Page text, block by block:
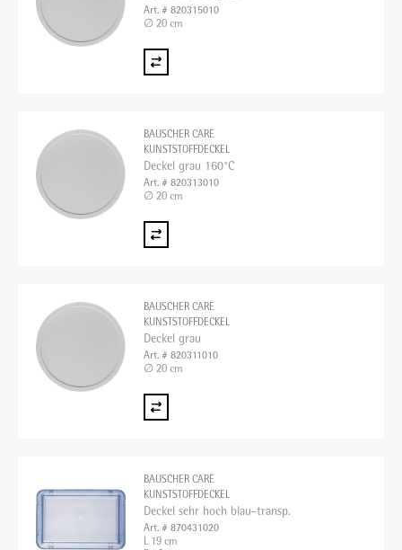
Art. # 820315010
∅ 20 cm
BAUSCHER CARE
KUNSTSTOFFDECKEL
Deckel grau 160°C
Art. # 820313010
∅ 20 cm
BAUSCHER CARE
KUNSTSTOFFDECKEL
Deckel grau
Art. # 820311010
∅ 20 cm
BAUSCHER CARE
KUNSTSTOFFDECKEL
Deckel sehr hoch blau-transp.
Art. # 870431020
L 19 cm